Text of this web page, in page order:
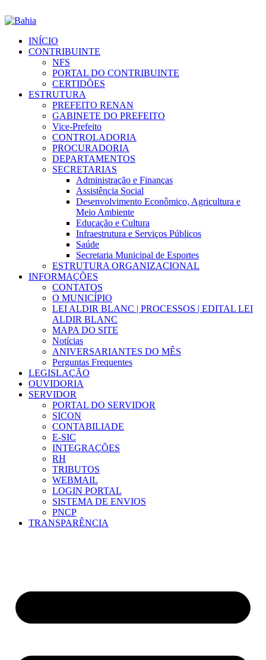
INÍCIO
CONTRIBUINTE
NFS
PORTAL DO CONTRIBUINTE
CERTIDÕES
ESTRUTURA
PREFEITO RENAN
GABINETE DO PREFEITO
Vice-Prefeito
CONTROLADORIA
PROCURADORIA
DEPARTAMENTOS
SECRETARIAS
Administração e Finanças
Assistência Social
Desenvolvimento Econômico, Agricultura e
Meio Ambiente
Educação e Cultura
Infraestrutura e Serviços Públicos
Saúde
Secretaria Municipal de Esportes
ESTRUTURA ORGANIZACIONAL
INFORMAÇÕES
CONTATOS
O MUNICÍPIO
LEI ALDIR BLANC | PROCESSOS | EDITAL LEI
ALDIR BLANC
MAPA DO SITE
Notícias
ANIVERSARIANTES DO MÊS
Perguntas Frequentes
LEGISLAÇÃO
OUVIDORIA
SERVIDOR
PORTAL DO SERVIDOR
SICON
CONTABILIADE
E-SIC
INTEGRAÇÕES
RH
TRIBUTOS
WEBMAIL
LOGIN PORTAL
SISTEMA DE ENVIOS
PNCP
TRANSPARÊNCIA